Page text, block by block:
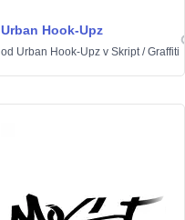
Urban Hook-Upz
od Urban Hook-Upz v Skript/Graffiti